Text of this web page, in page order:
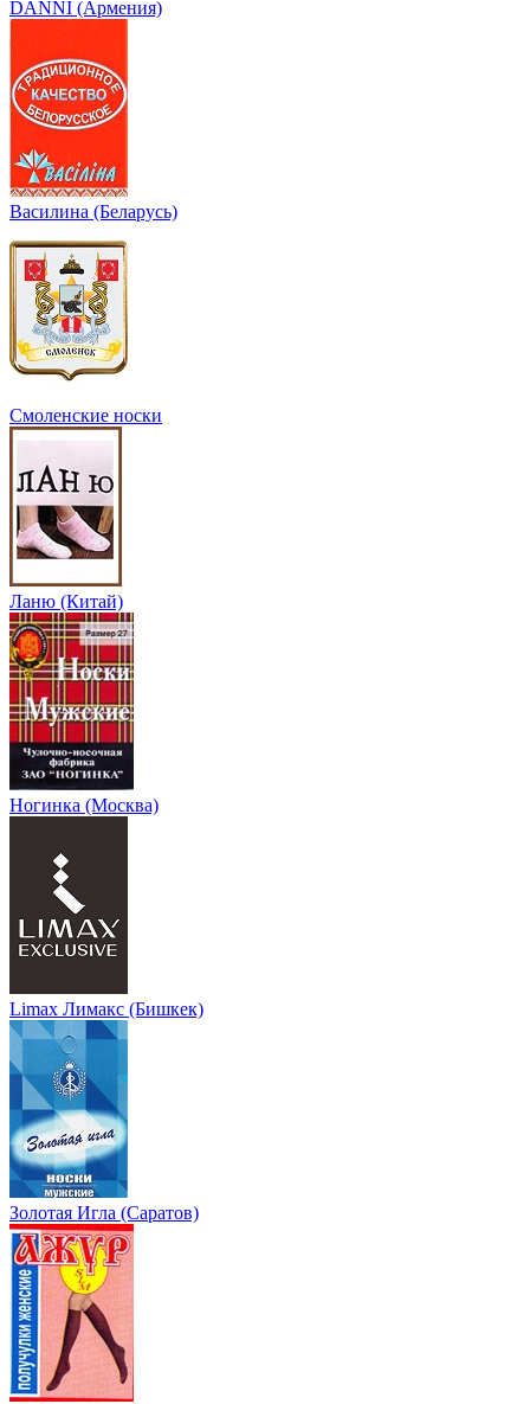
DANNI (Армения)
Василина (Беларусь)
Смоленские носки
Ланю (Китай)
Ногинка (Москва)
Limax Лимакс (Бишкек)
Золотая Игла (Саратов)